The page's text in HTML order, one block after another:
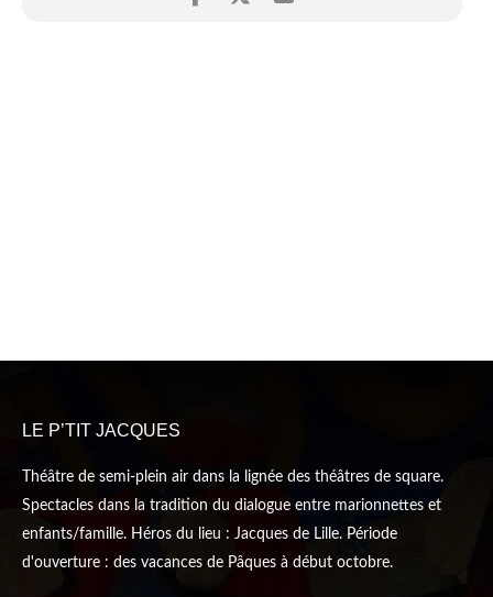
LE P’TIT JACQUES
Théâtre de semi-plein air dans la lignée des théâtres de square.
Spectacles dans la tradition du dialogue entre marionnettes et
enfants/famille. Héros du lieu : Jacques de Lille. Période
d'ouverture : des vacances de Pâques à début octobre.